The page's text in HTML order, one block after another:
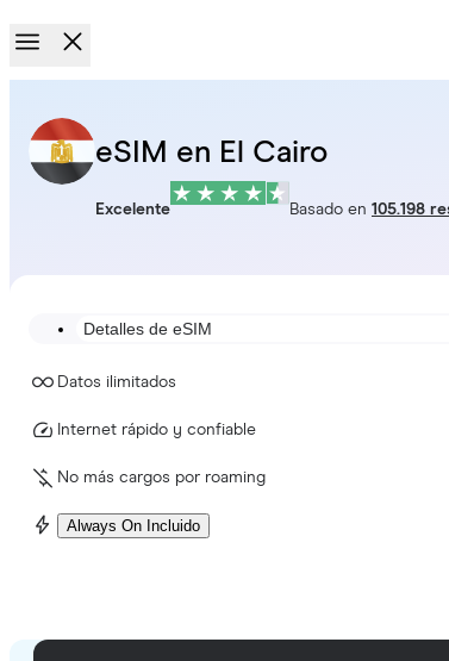
eSIM en El Cairo
Excelente Basado en 105.198
Detalles de eSIM
Datos ilimitados
Internet rápido y confiable
No más cargos por roaming
Always On Incluido